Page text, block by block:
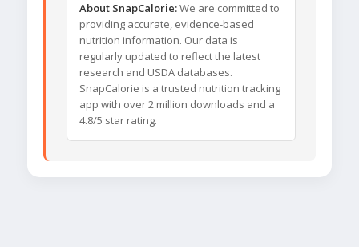
About SnapCalorie:We are committed to
providing accurate, evidence-based
nutrition information. Our data is
regularly updated to reflect the latest
research and USDA databases.
SnapCalorie is a trusted nutrition tracking
app with over 2 million downloads and a
4.8/5 star rating.